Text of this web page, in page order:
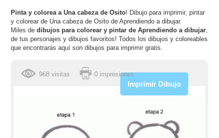
Pinta y colorea a Una cabeza de Osito! Dibujo para imprimir, pintar
y colorear de Una cabeza de Osito de Aprendiendo a dibujar.
Miles dedibujos para colorear y pintar de Aprendiendo a dibujar,
de tus personajes y dibujos favoritos! Todos los dibujos y coloreables
que encontrarás aquí son dibujos para imprimir gratis.
968 visitas 0 impresiones
Imprimir Dibujo